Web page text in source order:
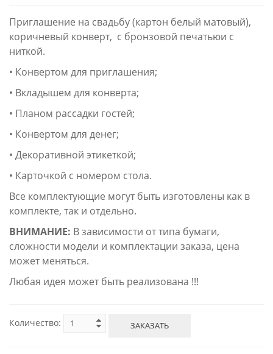
Приглашение на свадьбу (картон белый матовый),
коричневый конверт, с бронзовой печатьюи с
ниткой.
• Конвертом для приглашения;
• Вкладышем для конверта;
• Планом рассадки гостей;
• Конвертом для денег;
• Декоративной этикеткой;
• Карточкой с номером стола.
Все комплектующие могут быть изготовлены как в
комплекте, так и отдельно.
ВНИМАНИЕ: В зависимости от типа бумаги,
сложности модели и комплектации заказа, цена
может меняться.
Любая идея может быть реализована !!!
Количество: ЗАКАЗАТЬ